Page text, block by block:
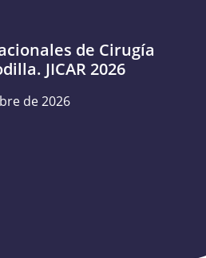
de Cirugía
JICAR 2026
de 2026